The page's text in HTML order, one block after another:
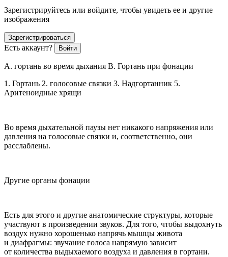
Зарегистрируйтесь или войдите, чтобы увидеть ее и другие
изображения
Зарегистрироваться
Есть аккаунт? Войти
A. гортань во время дыхания B. Гортань при фонации
1. Гортань 2. голосовые связки 3. Надгортанник 5.
Аритеноидные хрящи
Во время дыхательной паузы нет никакого напряжения или
давления на голосовые связки и, соответственно, они
расслаблены.
Другие органы фонации
Есть для этого и другие анатомические структуры, которые
участвуют в произведении звуков. Для того, чтобы выдохнуть
воздух нужно хорошенько напрячь мышцы живота
и диафрагмы: звучание голоса напрямую зависит
от количества выдыхаемого воздуха и давления в гортани.